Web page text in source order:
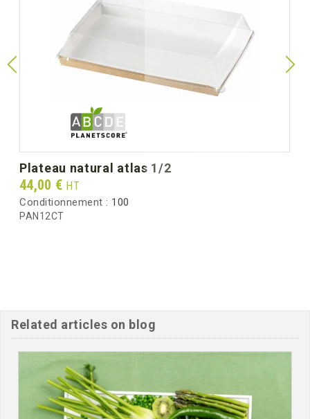
plateau natural atlas 1/2
Prix
44,00 € HT
Conditionnement : 100
PAN12CT
Related articles on blog